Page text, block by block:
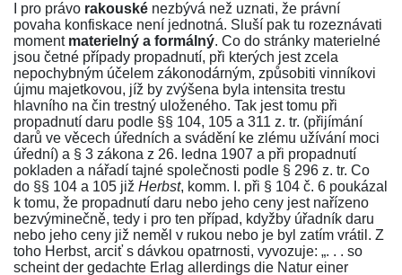
I pro právo rakouské nezbývá než uznati, že právní
povaha konfiskace není jednotná. Sluší pak tu rozeznávati
moment materielný a formálný. Co do stránky materielné
jsou četné případy propadnutí, při kterých jest zcela
nepochybným účelem zákonodárným, způsobiti vinníkovi
újmu majetkovou, jíž by zvýšena byla intensita trestu
hlavního na čin trestný uloženého. Tak jest tomu při
propadnutí daru podle §§ 104, 105 a 311 z. tr. (přijímání
darů ve věcech úředních a svádění ke zlému užívání moci
úřední) a § 3 zákona z 26. ledna 1907 a při propadnutí
pokladen a nářadí tajné společnosti podle § 296 z. tr. Co
do §§ 104 a 105 již Herbst, komm. I. při § 104 č. 6 poukázal
k tomu, že propadnutí daru nebo jeho ceny jest nařízeno
bezvýminečně, tedy i pro ten případ, kdyžby úřadník daru
nebo jeho ceny již neměl v rukou nebo je byl zatím vrátil. Z
toho Herbst, arciť s dávkou opatrnosti, vyvozuje: „. . . so
scheint der gedachte Erlag allerdings die Natur einer